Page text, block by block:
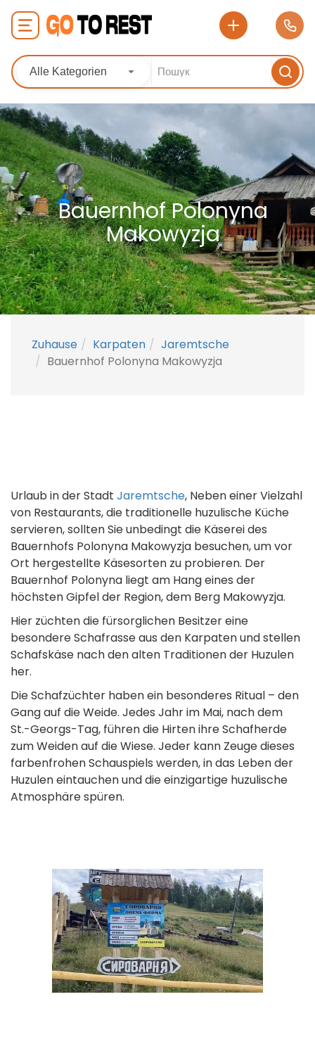
Alle Kategorien
Bauernhof Polonyna
Makowyzja
Zuhause Karpaten
Jaremtsche
Bauernhof Polonyna Makowyzja
Urlaub in der Stadt Jaremtsche, Neben einer Vielzahl
von Restaurants, die traditionelle huzulische Küche
servieren, sollten Sie unbedingt die Käserei des
Bauernhofs Polonyna Makowyzja besuchen, um vor
Ort hergestellte Käsesorten zu probieren. Der
Bauernhof Polonyna liegt am Hang eines der
höchsten Gipfel der Region, dem Berg Makowyzja.
Hier züchten die fürsorglichen Besitzer eine
besondere Schafrasse aus den Karpaten und stellen
Schafskäse nach den alten Traditionen der Huzulen
her.
Die Schafzüchter haben ein besonderes Ritual – den
Gang auf die Weide. Jedes Jahr im Mai, nach dem
St.-Georgs-Tag, führen die Hirten ihre Schafherde
zum Weiden auf die Wiese. Jeder kann Zeuge dieses
farbenfrohen Schauspiels werden, in das Leben der
Huzulen eintauchen und die einzigartige huzulische
Atmosphäre spüren.